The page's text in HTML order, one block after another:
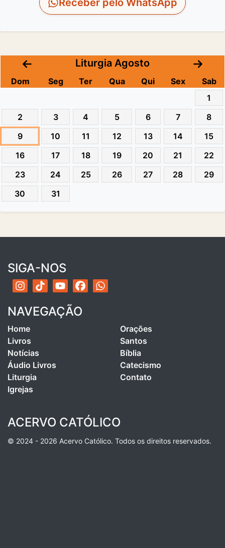
Receber pelo WhatsApp
Liturgia Agosto
Dom Seg Ter Qua Qui Sex
Sab
1
2
3 4 5 6 7
8
9
10 11 12 13 14
15
16
17 18 19 20 21
22
23
24 25 26 27 28
29
30
31
SIGA-NOS
NAVEGAÇÃO
Home
Livros
Notícias
Áudio Livros
Liturgia
Igrejas
Orações
Santos
Bíblia
Catecismo
Contato
ACERVO CATÓLICO
© 2024 - 2026 Acervo Católico. Todos os direitos reservados.